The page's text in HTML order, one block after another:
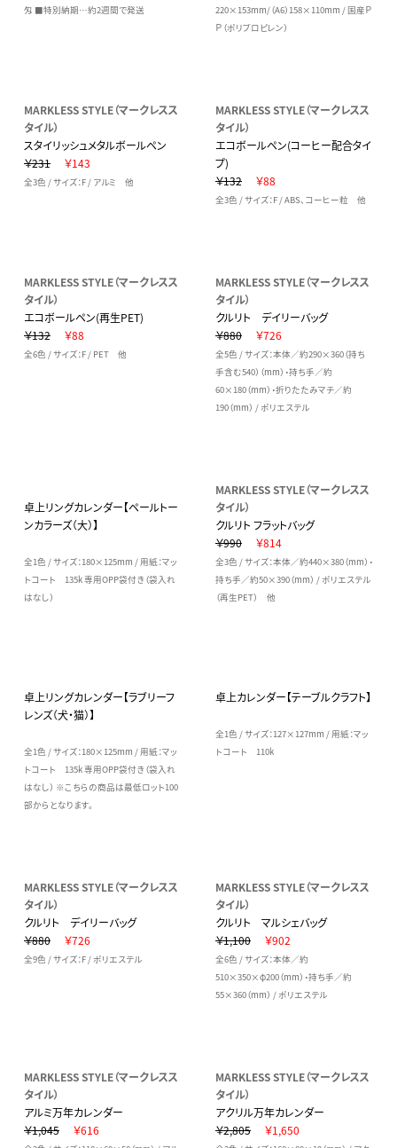
匁 ■特別納期…約2週間で発送
220×153mm/（A6）158×110mm / 国産Ｐ
Ｐ（ポリプロピレン）
MARKLESS STYLE（マークレスス
タイル）
スタイリッシュメタルボールペン
￥231
￥143
全3色 / サイズ：F / アルミ 他
MARKLESS STYLE（マークレスス
タイル）
エコボールペン(コーヒー配合タイ
プ)
￥132
￥88
全3色 / サイズ：F / ABS、コーヒー粒 他
MARKLESS STYLE（マークレスス
タイル）
エコボールペン(再生PET)
￥132
￥88
全6色 / サイズ：F / PET 他
MARKLESS STYLE（マークレスス
タイル）
クルリト デイリーバッグ
￥880
￥726
全5色 / サイズ：本体／約290×360（持ち
手含む540）（mm）・持ち手／約
60×180（mm）・折りたたみマチ／約
190（mm） / ポリエステル
卓上リングカレンダー【ペールトー
ンカラーズ（大）】
全1色 / サイズ：180×125mm / 用紙：マッ
トコート 135k 専用OPP袋付き（袋入れ
はなし）
MARKLESS STYLE（マークレスス
タイル）
クルリト フラットバッグ
￥990
￥814
全3色 / サイズ：本体／約440×380（mm）・
持ち手／約50×390（mm） / ポリエステル
（再生PET） 他
卓上リングカレンダー【ラブリーフ
レンズ（犬・猫）】
全1色 / サイズ：180×125mm / 用紙：マッ
トコート 135k 専用OPP袋付き（袋入れ
はなし） ※こちらの商品は最低ロット100
部からとなります。
卓上カレンダー【テーブルクラフト】
全1色 / サイズ：127×127mm / 用紙：マッ
トコート 110k
MARKLESS STYLE（マークレスス
タイル）
クルリト デイリーバッグ
￥880
￥726
全9色 / サイズ：F / ポリエステル
MARKLESS STYLE（マークレスス
タイル）
クルリト マルシェバッグ
￥1,100
￥902
全6色 / サイズ：本体／約
510×350×φ200（mm）・持ち手／約
55×360（mm） / ポリエステル
MARKLESS STYLE（マークレスス
タイル）
アルミ万年カレンダー
￥1,045
￥616
MARKLESS STYLE（マークレスス
タイル）
アクリル万年カレンダー
￥2,805
￥1,650